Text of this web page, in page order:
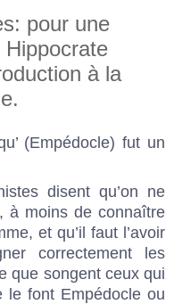
pour une
à la
(Empédocle) fut un
disent qu’on ne
à moins de connaître
et qu’il faut l’avoir
correctement les
que songent ceux qui
le font Empédocle ou